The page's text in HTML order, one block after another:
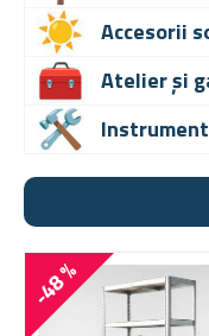
Accesorii
Atelier și
Instrument
-48 %